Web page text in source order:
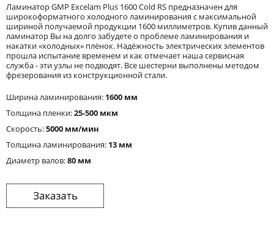
Ламинатор GMP Excelam Plus 1600 Cold RS предназначен для
широкоформатного холодного ламинирования с максимальной
шириной получаемой продукции 1600 миллиметров. Купив данный
ламинатор Вы на долго забудете о проблеме ламинирования и
накатки «холодных» плёнок. Надёжность электрических элементов
прошла испытание временем и как отмечает наша сервисная
служба - эти узлы не подводят. Все шестерни выполнены методом
фрезерования из конструкционной стали.
Ширина ламинирования: 1600 мм
Толщина пленки:25-500 мкм
Скорость:5000 мм/мин
Толщина ламинирования: 13 мм
Диаметр валов:80 мм